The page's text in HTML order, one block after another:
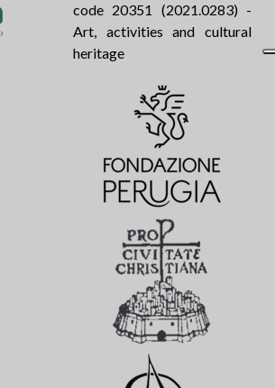
code 20351 (2021.0283) -
Art, activities and cultural
heritage